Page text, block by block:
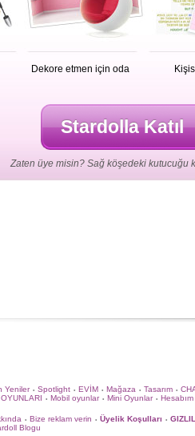
Dekore etmen için oda
Stardolla Katıl
Zaten üye misin? Sağ köşedeki kutucuğu
Yeniler • Spotlight • EVİM • Mağaza • Tasarım •
• Mobil oyunlar • Mini Oyunlar • Hesabım
• Bize reklam verin • Üyelik Koşulları •
Blogu